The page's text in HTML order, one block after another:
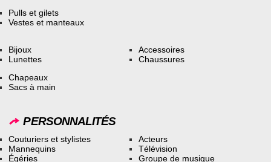
Pulls et gilets
Vestes et manteaux
Bijoux
Lunettes
Accessoires
Chaussures
Chapeaux
Sacs à main
PERSONNALITÉS
Couturiers et stylistes
Mannequins
Égéries
Acteurs
Télévision
Groupe de musique